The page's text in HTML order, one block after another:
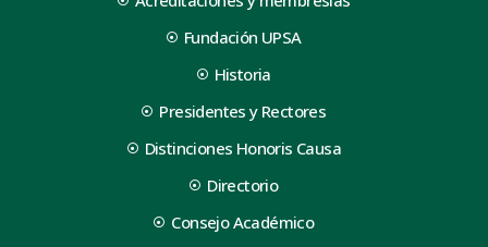
Fundación UPSA
Historia
Presidentes y Rectores
Distinciones Honoris Causa
Directorio
Consejo Académico